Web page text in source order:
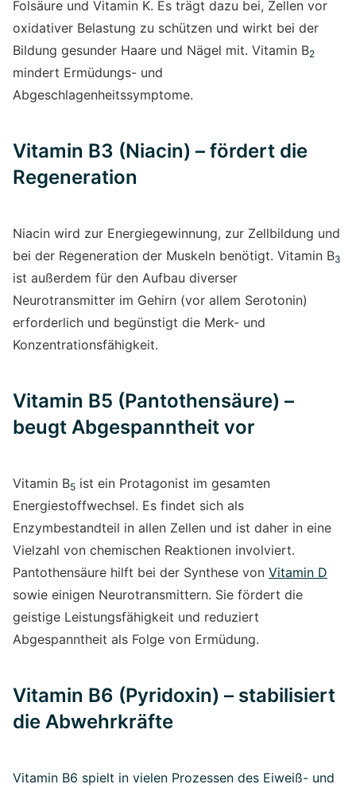
Folsäure und Vitamin K. Es trägt dazu bei, Zellen vor
oxidativer Belastung zu schützen und wirkt bei der
Bildung gesunder Haare und Nägel mit. Vitamin B2
mindert Ermüdungs- und
Abgeschlagenheitssymptome.
Vitamin B3 (Niacin) – fördert die
Regeneration
Niacin wird zur Energiegewinnung, zur Zellbildung und
bei der Regeneration der Muskeln benötigt. Vitamin B3
ist außerdem für den Aufbau diverser
Neurotransmitter im Gehirn (vor allem Serotonin)
erforderlich und begünstigt die Merk- und
Konzentrationsfähigkeit.
Vitamin B5 (Pantothensäure) –
beugt Abgespanntheit vor
Vitamin B5 ist ein Protagonist im gesamten
Energiestoffwechsel. Es findet sich als
Enzymbestandteil in allen Zellen und ist daher in eine
Vielzahl von chemischen Reaktionen involviert.
Pantothensäure hilft bei der Synthese von Vitamin D
sowie einigen Neurotransmittern. Sie fördert die
geistige Leistungsfähigkeit und reduziert
Abgespanntheit als Folge von Ermüdung.
Vitamin B6 (Pyridoxin) – stabilisiert
die Abwehrkräfte
Vitamin B6 spielt in vielen Prozessen des Eiweiß- und